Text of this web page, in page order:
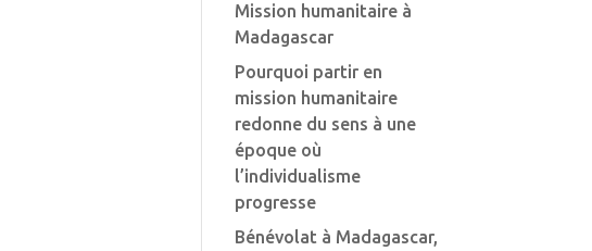
Mission humanitaire à
Madagascar
Pourquoi partir en
mission humanitaire
redonne du sens à une
époque où
l’individualisme
progresse
Bénévolat à Madagascar,